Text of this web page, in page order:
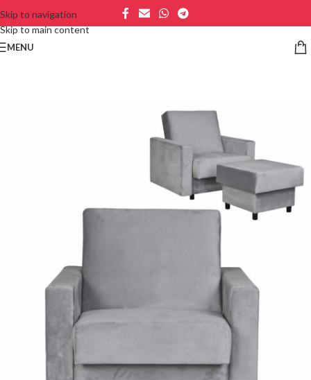
Skip to navigation
Skip to main content
MENU